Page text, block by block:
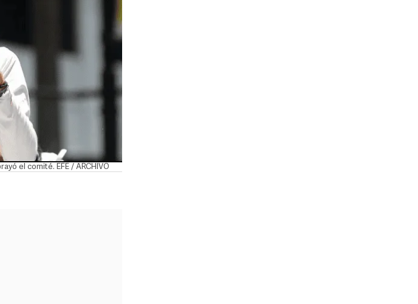
el comité. EFE / ARCHIVO